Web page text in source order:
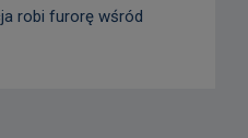
robi furorę wśród